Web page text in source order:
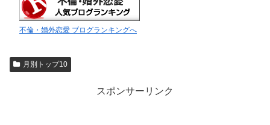
不倫・婚外恋愛 ブログランキングへ
月別トップ10
スポンサーリンク